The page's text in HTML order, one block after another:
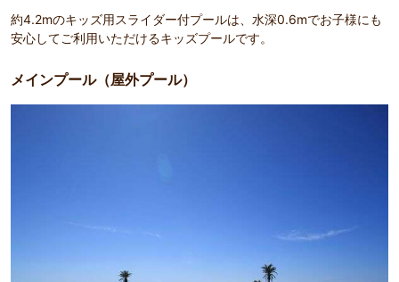
約4.2mのキッズ用スライダー付プールは、水深0.6mでお子様にも
安心してご利用いただけるキッズプールです。
メインプール（屋外プール）